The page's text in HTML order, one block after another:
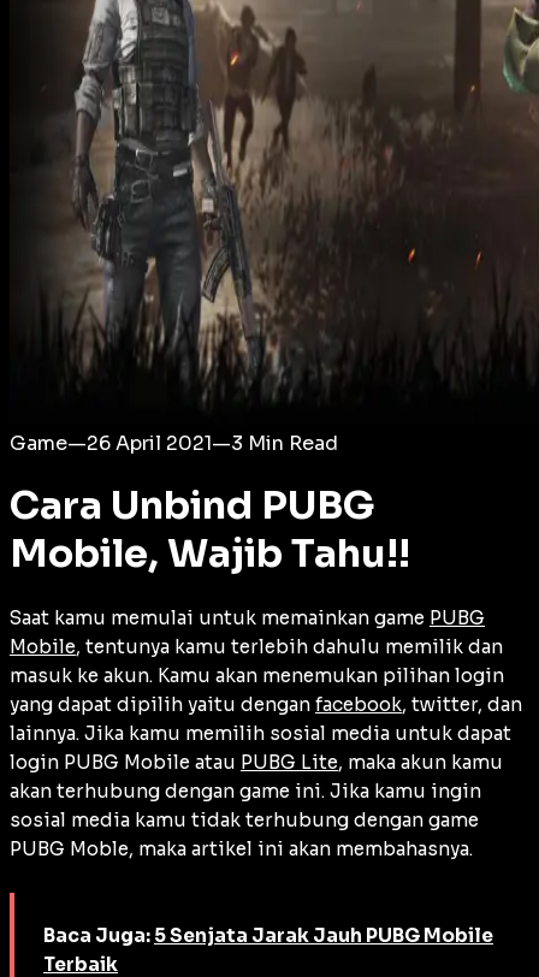
Login
Game—26 April 2021—3 Min Read
Cara Unbind PUBG
Mobile, Wajib Tahu!!
Saat kamu memulai untuk memainkan game PUBG
Mobile, tentunya kamu terlebih dahulu memilik dan
masuk ke akun. Kamu akan menemukan pilihan login
yang dapat dipilih yaitu dengan facebook, twitter, dan
lainnya. Jika kamu memilih sosial media untuk dapat
login PUBG Mobile atau PUBG Lite, maka akun kamu
akan terhubung dengan game ini. Jika kamu ingin
sosial media kamu tidak terhubung dengan game
PUBG Moble, maka artikel ini akan membahasnya.
Baca Juga: 5 Senjata Jarak Jauh PUBG Mobile
Terbaik